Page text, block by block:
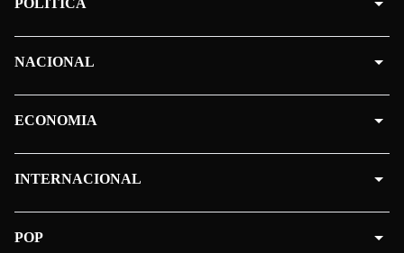
POLÍTICA
NACIONAL
ECONOMIA
INTERNACIONAL
POP